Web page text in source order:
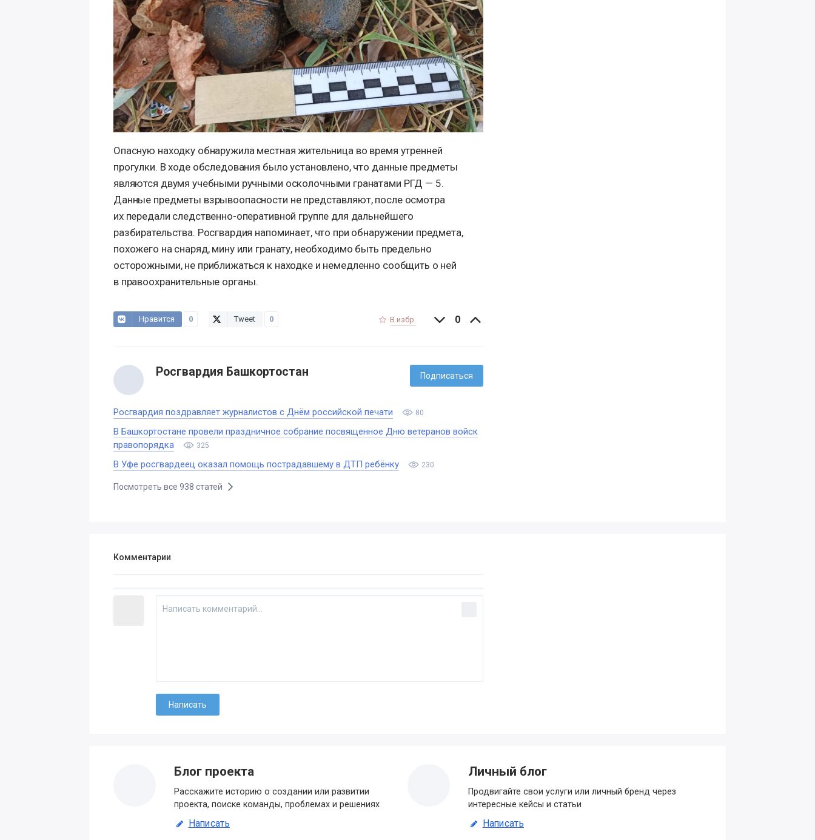
Опасную находку обнаружила местная жительница во время утренней
прогулки. В ходе обследования было установлено, что данные предметы
являются двумя учебными ручными осколочными гранатами РГД — 5.
Данные предметы взрывоопасности не представляют, после осмотра
их передали следственно-оперативной группе для дальнейшего
разбирательства. Росгвардия напоминает, что при обнаружении предмета,
похожего на снаряд, мину или гранату, необходимо быть предельно
осторожными, не приближаться к находке и немедленно сообщить о ней
в правоохранительные органы.
0
В избр.
Нравится 0 Tweet 0
Подписаться
Росгвардия Башкортостан
Росгвардия поздравляет журналистов с Днём российской печати 80
В Башкортостане провели праздничное собрание посвященное Дню ветеранов войск
правопорядка
325
В Уфе росгвардеец оказал помощь пострадавшему в ДТП ребёнку 230
Посмотреть все 938 статей
Комментарии
Блог проекта
Расскажите историю о создании или развитии
проекта, поиске команды, проблемах и решениях
Написать
Личный блог
Продвигайте свои услуги или личный бренд через
интересные кейсы и статьи
Написать